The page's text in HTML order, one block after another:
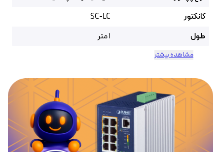
کانکتور
SC-LC
طول
1 متر
مشاهده بیشتر